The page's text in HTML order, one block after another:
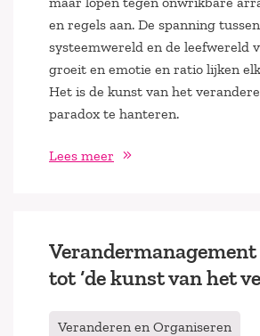
en regels aan. De spanning
systeemwereld en de leefwereld
groeit en emotie en ratio lijken
Het is de kunst van het
paradox te hanteren.
Lees meer
tot ‘de kunst van het
Veranderen en Organiseren